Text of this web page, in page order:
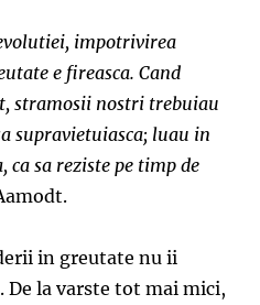
impotrivirea
e fireasca. Cand
stramosii nostri trebuiau
supravietuiasca; luau in
ca sa reziste pe timp de
in greutate nu ii
De la varste tot mai mici,